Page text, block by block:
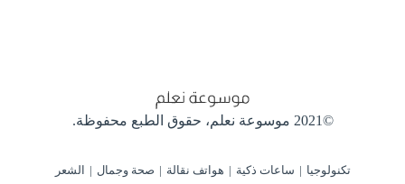
©2021 موسوعة نعلم، حقوق الطبع محفوظة.
تكنولوجيا ساعات ذكية هواتف نقالة صحة وجمال
الشعر